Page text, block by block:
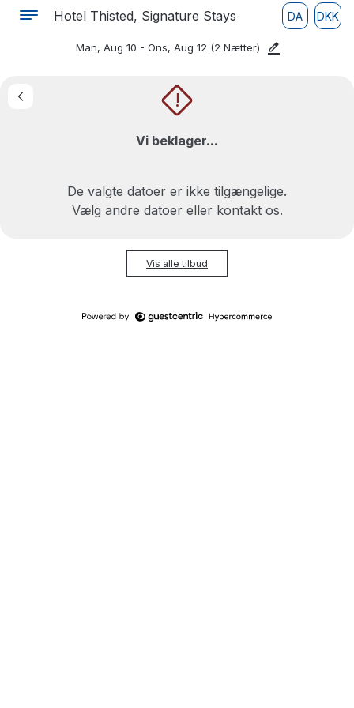
Hotel Thisted, Signature Stays DA DKK
Man, Aug 10 - Ons, Aug 12 (2 Nætter)
!
Vi beklager...
De valgte datoer er ikke tilgængelige.
Vælg andre datoer eller kontakt os.
Vis alle tilbud